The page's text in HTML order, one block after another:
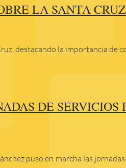
LA SANTA CRUZ
destacando la importancia de
DE SERVICIOS
puso en marcha las